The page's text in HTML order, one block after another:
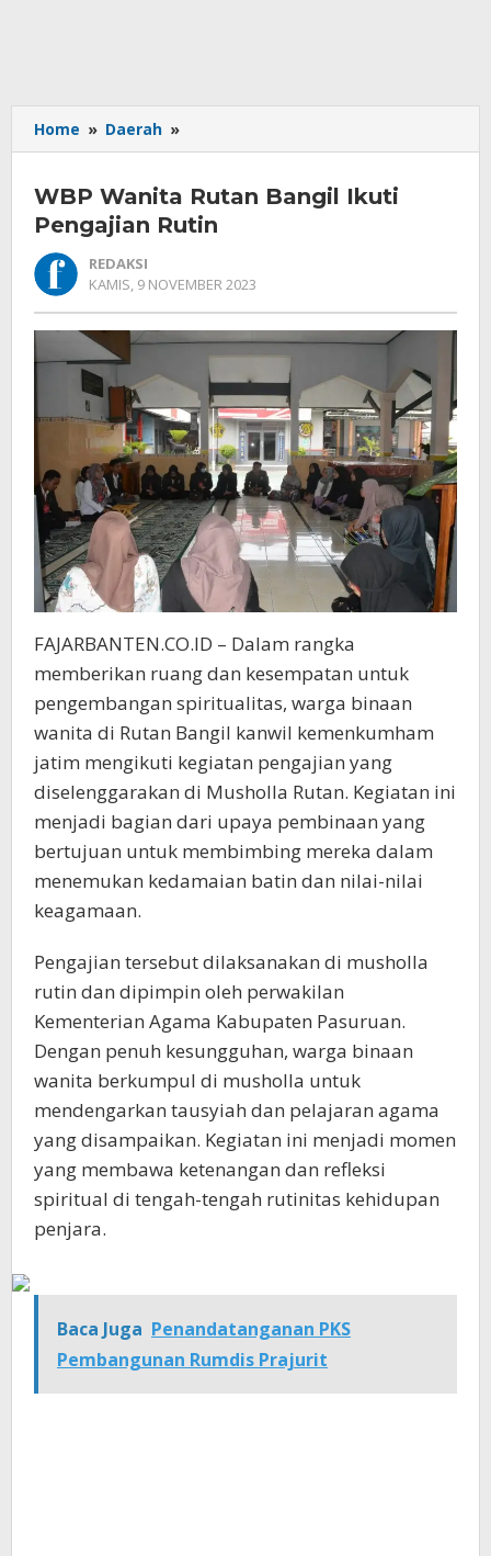
Home » Daerah »
Wanita
Bangil
Ikuti
WBP Wanita Rutan Bangil Ikuti
Pengajian Rutin
REDAKSI
KAMIS, 9 NOVEMBER 2023
FAJARBANTEN.CO.ID – Dalam rangka
memberikan ruang dan kesempatan untuk
pengembangan spiritualitas, warga binaan
wanita di Rutan Bangil kanwil kemenkumham
jatim mengikuti kegiatan pengajian yang
diselenggarakan di Musholla Rutan. Kegiatan ini
menjadi bagian dari upaya pembinaan yang
bertujuan untuk membimbing mereka dalam
menemukan kedamaian batin dan nilai-nilai
keagamaan.
Pengajian tersebut dilaksanakan di musholla
rutin dan dipimpin oleh perwakilan
Kementerian Agama Kabupaten Pasuruan.
Dengan penuh kesungguhan, warga binaan
wanita berkumpul di musholla untuk
mendengarkan tausyiah dan pelajaran agama
yang disampaikan. Kegiatan ini menjadi momen
yang membawa ketenangan dan refleksi
spiritual di tengah-tengah rutinitas kehidupan
penjara.
Baca Juga Penandatanganan PKS
Pembangunan Rumdis Prajurit